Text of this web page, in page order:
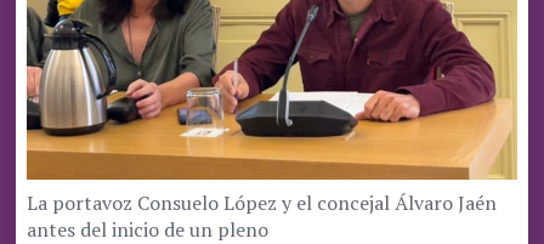
La portavoz Consuelo López y el concejal Álvaro Jaén
antes del inicio de un pleno